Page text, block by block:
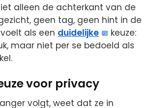
alleen de achterkant van de
geen tag, geen hint in de
als een duidelijke
keuze:
maar niet per se bedoeld als
voor privacy
volgt, weet dat ze in